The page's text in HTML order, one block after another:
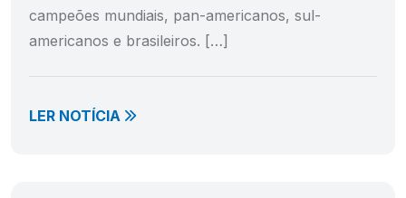
campeões mundiais, pan-americanos, sul-
americanos e brasileiros. […]
LER NOTÍCIA